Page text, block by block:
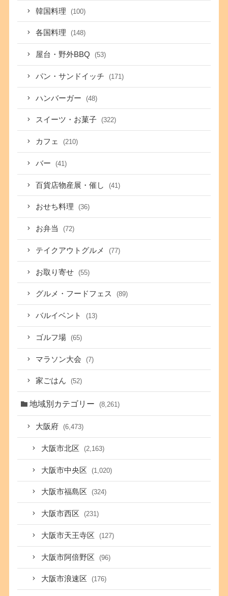
韓国料理 (100)
各国料理 (148)
屋台・野外BBQ (53)
パン・サンドイッチ (171)
ハンバーガー (48)
スイーツ・お菓子 (322)
カフェ (210)
バー (41)
百貨店物産展・催し (41)
おせち料理 (36)
お弁当 (72)
テイクアウトグルメ (77)
お取り寄せ (55)
グルメ・フードフェス (89)
バルイベント (13)
ゴルフ場 (65)
マラソン大会 (7)
家ごはん (52)
地域別カテゴリー (8,261)
大阪府 (6,473)
大阪市北区 (2,163)
大阪市中央区 (1,020)
大阪市福島区 (324)
大阪市西区 (231)
大阪市天王寺区 (127)
大阪市阿倍野区 (96)
大阪市浪速区 (176)